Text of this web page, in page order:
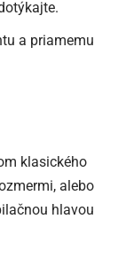
a priamemu
klasického
alebo
hlavou